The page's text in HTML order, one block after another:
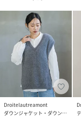
Droitelautreamont
ダウンジャケット・ダウンベスト